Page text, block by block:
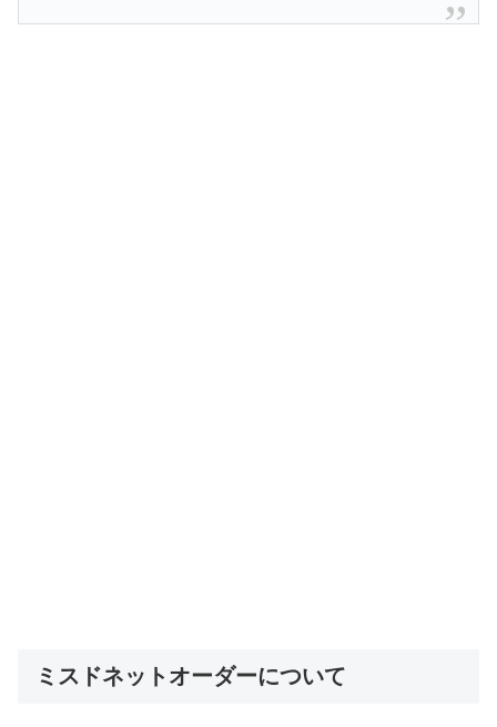
ミスドネットオーダーについて